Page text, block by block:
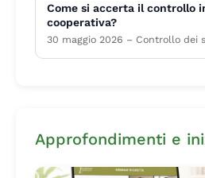
Come si accerta il controllo
cooperativa?
30 maggio 2026 – Controllo dei
Approfondimenti e